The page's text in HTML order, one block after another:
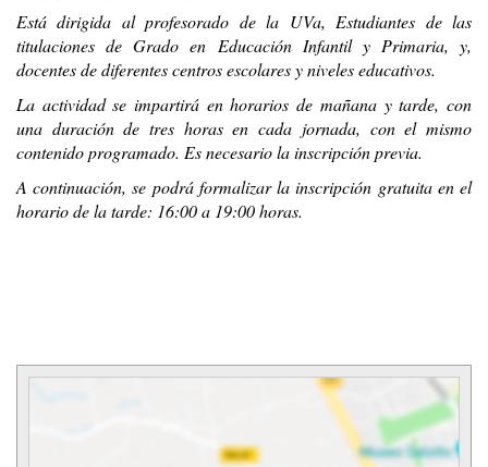
Está dirigida al profesorado de la UVa, Estudiantes de las
titulaciones de Grado en Educación Infantil y Primaria, y,
docentes de diferentes centros escolares y niveles educativos.
La actividad se impartirá en horarios de mañana y tarde, con
una duración de tres horas en cada jornada, con el mismo
contenido programado. Es necesario la inscripción previa.
A continuación, se podrá formalizar la inscripción gratuita en el
horario de la tarde: 16:00 a 19:00 horas.